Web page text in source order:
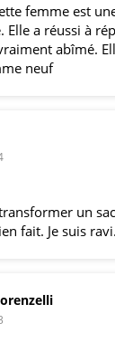
femme est
Elle a réussi à
abîmé.
neuf
un
fait. Je suis ravi.